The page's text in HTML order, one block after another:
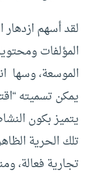
لقد أسهم
المؤلفات
الموسعة، وسها
يمكن تسميته
يتميز بكون
تلك الحرية
تجارية فعالة،